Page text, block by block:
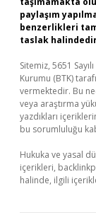
paylaşım
benzerlikleri
taslak
Sitemiz, 5651
Kurumu (BTK)
vermektedir. Bu
veya araştırma
yazdıkları
bu sorumluluğu
Hukuka ve yasal
içerikleri,
halinde, ilgili